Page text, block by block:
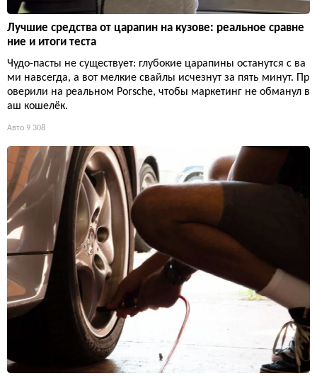
Лучшие средства от царапин на кузове: реальное сравне
ние и итоги теста
Чудо-пасты не существует: глубокие царапины останутся с ва
ми навсегда, а вот мелкие свайлы исчезнут за пять минут. Пр
оверили на реальном Porsche, чтобы маркетинг не обманул в
аш кошелёк.
Авто 9 308